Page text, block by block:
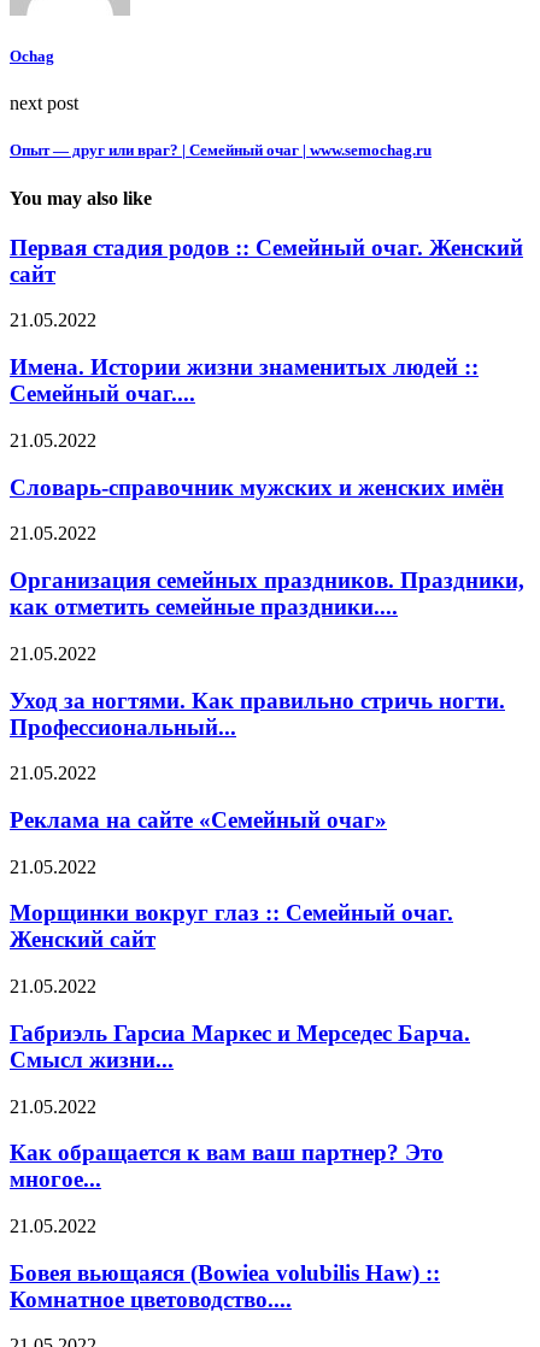
Ochag
next post
Опыт — друг или враг? | Семейный очаг | www.semochag.ru
You may also like
Первая стадия родов :: Семейный очаг. Женский
сайт
21.05.2022
Имена. Истории жизни знаменитых людей ::
Семейный очаг....
21.05.2022
Словарь-справочник мужских и женских имён
21.05.2022
Организация семейных праздников. Праздники,
как отметить семейные праздники....
21.05.2022
Уход за ногтями. Как правильно стричь ногти.
Профессиональный...
21.05.2022
Реклама на сайте «Семейный очаг»
21.05.2022
Морщинки вокруг глаз :: Семейный очаг.
Женский сайт
21.05.2022
Габриэль Гарсиа Маркес и Мерседес Барча.
Смысл жизни...
21.05.2022
Как обращается к вам ваш партнер? Это
многое...
21.05.2022
Бовея вьющаяся (Bowiea volubilis Haw) ::
Комнатное цветоводство....